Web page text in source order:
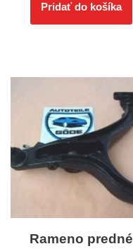
Pridať do košíka
Rameno predné